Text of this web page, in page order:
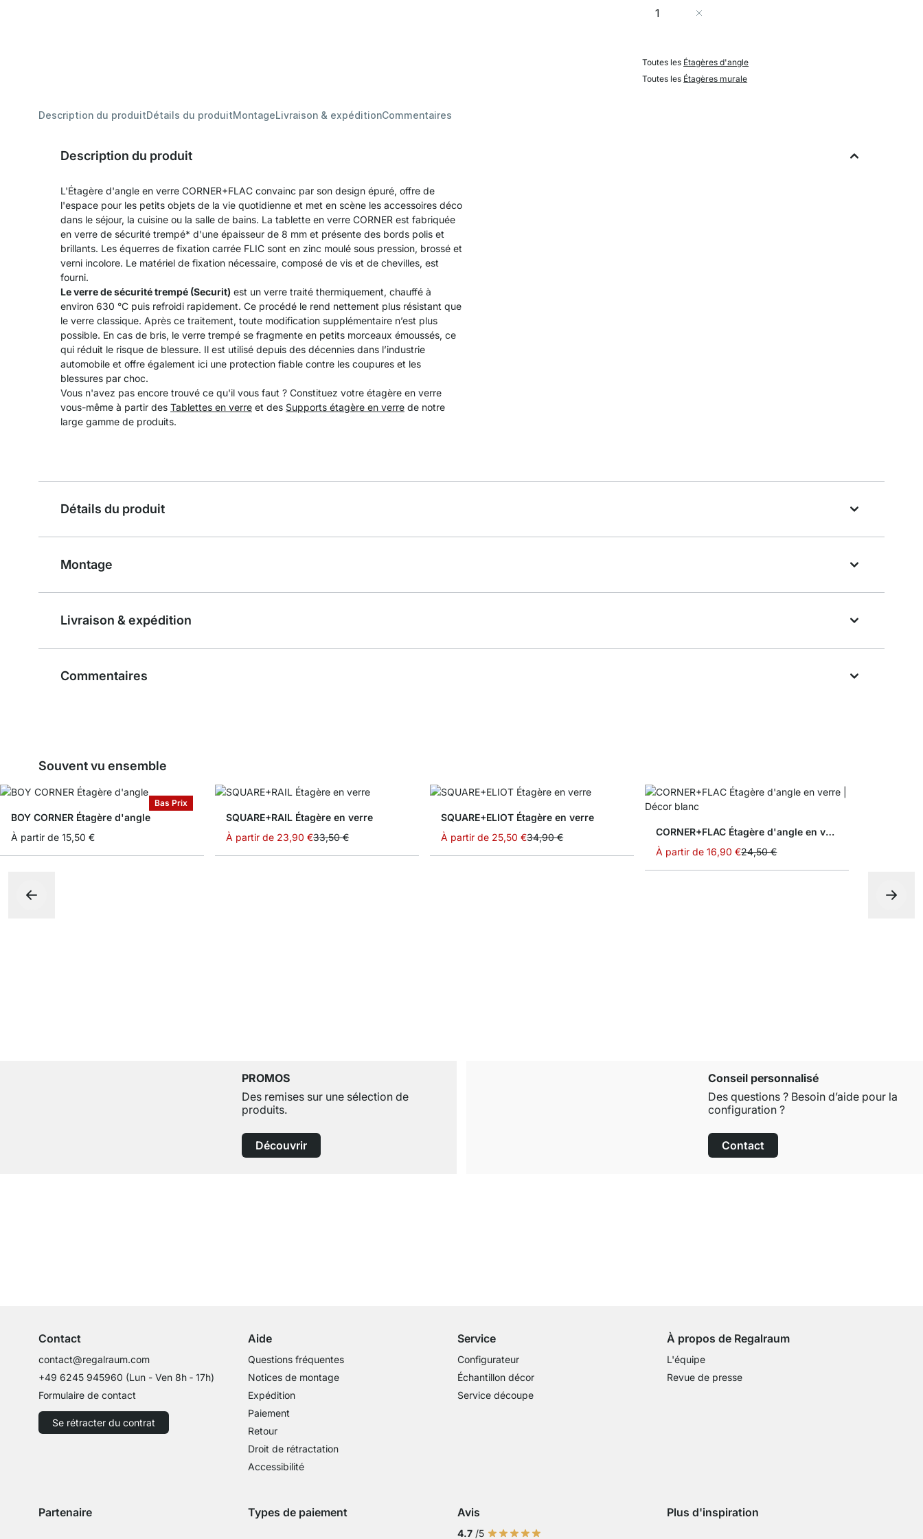
Quantité
Toutes les Étagères d'angle
Toutes les Étagères murale
Description du produitDétails du produitMontageLivraison & expéditionCommentaires
Description du produit
L'Étagère d'angle en verre CORNER+FLAC convainc par son design épuré, offre de
l'espace pour les petits objets de la vie quotidienne et met en scène les accessoires déco
dans le séjour, la cuisine ou la salle de bains. La tablette en verre CORNER est fabriquée
en verre de sécurité trempé* d'une épaisseur de 8 mm et présente des bords polis et
brillants. Les équerres de fixation carrée FLIC sont en zinc moulé sous pression, brossé et
verni incolore. Le matériel de fixation nécessaire, composé de vis et de chevilles, est
fourni.
Le verre de sécurité trempé (Securit) est un verre traité thermiquement, chauffé à
environ 630 °C puis refroidi rapidement. Ce procédé le rend nettement plus résistant que
le verre classique. Après ce traitement, toute modification supplémentaire n’est plus
possible. En cas de bris, le verre trempé se fragmente en petits morceaux émoussés, ce
qui réduit le risque de blessure. Il est utilisé depuis des décennies dans l’industrie
automobile et offre également ici une protection fiable contre les coupures et les
blessures par choc.
Vous n'avez pas encore trouvé ce qu'il vous faut ? Constituez votre étagère en verre
vous-même à partir des Tablettes en verre et des Supports étagère en verre de notre
large gamme de produits.
Détails du produit
Montage
Livraison & expédition
Commentaires
Souvent vu ensemble
Bas Prix
BOY CORNER Étagère d'angle
À partir de 15,50 €
SQUARE+RAIL Étagère en verre
À partir de 23,90 €33,50 €
SQUARE+ELIOT Étagère en verre
À partir de 25,50 €34,90 €
CORNER+FLAC Étagère d'angle en verre
À partir de 16,90 €24,50 €
PROMOS
Des remises sur une sélection de
produits.
Découvrir
Conseil personnalisé
Des questions ? Besoin d’aide pour la
configuration ?
Contact
Contact
contact@regalraum.com
+49 6245 945960 (Lun - Ven 8h ‑ 17h)
Formulaire de contact
Se rétracter du contrat
Aide
Questions fréquentes
Notices de montage
Expédition
Paiement
Retour
Droit de rétractation
Accessibilité
Service
Configurateur
Échantillon décor
Service découpe
À propos de Regalraum
L'équipe
Revue de presse
Partenaire Types de paiement
Paiement avec Klarna Sofort
Avis
4.7 /5
Plus d'inspiration